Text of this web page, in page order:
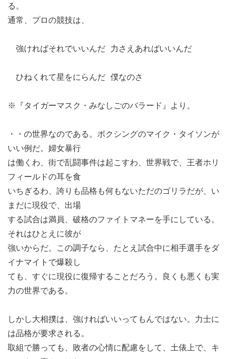
る。
通常、プロの競技は、
強ければそれでいいんだ 力さえあればいいんだ
ひねくれて星をにらんだ 僕なのさ
※『タイガーマスク・みなしごのバラード』より。
・・の世界なのである。ボクシングのマイク・タイソンが
いい例だ。婦女暴行
は働くわ、街で乱闘事件は起こすわ、世界戦で、王者ホリ
フィールドの耳を食
いちぎるわ、誇りも品格も何もないただのゴリラだが、い
まだに現役で、出場
する試合は満員、破格のファイトマネーを手にしている。
それはひとえに彼が
強いからだ。この調子なら、たとえ試合中に相手選手をダ
イナマイトで爆殺し
ても、すぐに現役に復帰することだろう。良くも悪くも実
力の世界である。
しかし大相撲は、強ければいいってもんではない。力士に
は品格が要求される。
取組で勝っても、敗者の心情に配慮をして、土俵上で、キ